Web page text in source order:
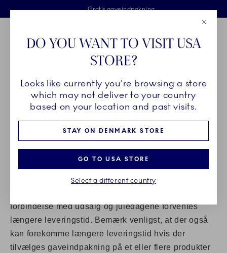
Skip Navigation
Fri levering ved køb over 500 kr. og fri retur
Gratis gaveindpakning
2 års brudgaranti
Royal Copenhagen
Breadcrumb Headlinesss
HjemKundeservice Levering
LEVERING
leveringsservice, så alle ordrer sendes inden for 1-2
forbindelse med udsalg og juledagene forventes
længere leveringstid. Bemærk venligst, at der også
kan forekomme længere leveringstid hvis der
tilvælges gaveindpakning på et eller flere produkter
DO YOU WANT TO VISIT USA
STORE?
Looks like currently you're browsing a store
which may not deliver to your country
based on your location and past visits.
STAY ON DENMARK STORE
GO TO USA STORE
Select a different country